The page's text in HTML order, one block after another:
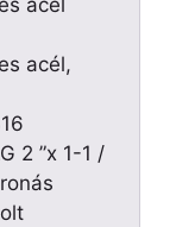
acél
acél,
2 ”x 1-1 /